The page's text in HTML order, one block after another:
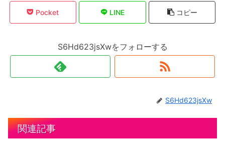
Pocket LINE コピー
S6Hd623jsXwをフォローする
S6Hd623jsXw
関連記事